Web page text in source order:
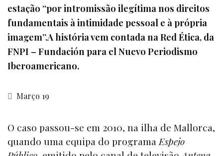
estação “por intromissão ilegítima nos direitos
fundamentais à intimidade pessoal e à própria
imagem”.A história vem contada na Red Ética, da
FNPI – Fundación para el Nuevo Periodismo
Iberoamericano.
Março 19
O caso passou-se em 2010, na ilha de Mallorca,
quando uma equipa do programa Espejo